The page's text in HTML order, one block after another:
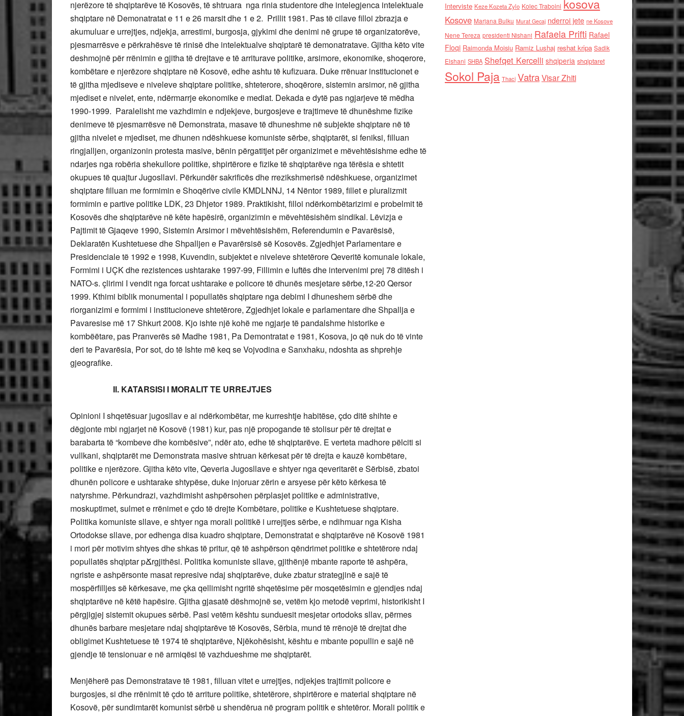
njerëzore të shqiptarëve të Kosovës, të shtruara nga rinia studentore dhe intelegjenca intelektuale
shqiptare në Demonatratat e 11 e 26 marsit dhe 1 e 2. Prillit 1981. Pas të cilave filloi zbrazja e
akumuluar e urrejtjes, ndjekja, arrestimi, burgosja, gjykimi dhe denimi në grupe të organizatorëve,
pjesmarrësve e përkrahësve të rinisë dhe intelektualve shqiptarë të demonatratave. Gjitha këto vite
deshmojnë për rrënimin e gjitha të drejtave e të arriturave politike, arsimore, ekonomike, shoqerore,
kombëtare e njerëzore shqiptare në Kosovë, edhe ashtu të kufizuara. Duke rrënuar institucionet e
të gjitha mjediseve e niveleve shqiptare politike, shteterore, shoqërore, sistemin arsimor, në gjitha
mjediset e nivelet, ente, ndërmarrje ekonomike e mediat. Dekada e dytë pas ngjarjeve të mëdha
1990-1999. Paralelisht me vazhdimin e ndjekjeve, burgosjeve e trajtimeve të dhunëshme fizike
denimeve të pjesmarrësve në Demonstrata, masave të dhuneshme në subjekte shqiptare në të
gjitha nivelet e mjediset, me dhunen ndëshkuese komuniste sërbe, shqiptarët, si feniksi, filluan
ringjalljen, organizonin protesta masive, bënin përgatitjet për organizimet e mëvehtësishme edhe të
ndarjes nga robëria shekullore politike, shpirtërore e fizike të shqiptarëve nga tërësia e shtetit
okupues të quajtur Jugosllavi. Përkundër sakrificës dhe rrezikshmerisë ndëshkuese, organizimet
shqiptare filluan me formimin e Shoqërive civile KMDLNNJ, 14 Nëntor 1989, fillet e pluralizmit
formimin e partive politike LDK, 23 Dhjetor 1989. Praktikisht, filloi ndërkombëtarizimi e probelmit të
Kosovës dhe shqiptarëve në këte hapësirë, organizimin e mëvehtësishëm sindikal. Lëvizja e
Pajtimit të Gjaqeve 1990, Sistemin Arsimor i mëvehtësishëm, Referendumin e Pavarësisë,
Deklaratën Kushtetuese dhe Shpalljen e Pavarërsisë së Kosovës. Zgjedhjet Parlamentare e
Presidenciale të 1992 e 1998, Kuvendin, subjektet e niveleve shtetërore Qeveritë komunale lokale,
Formimi i UÇK dhe rezistences ushtarake 1997-99, Fillimin e luftës dhe intervenimi prej 78 ditësh i
NATO-s. çlirimi I vendit nga forcat ushtarake e policore të dhunës mesjetare sërbe,12-20 Qersor
1999. Kthimi biblik monumental i popullatës shqiptare nga debimi I dhuneshem sërbë dhe
riorganizimi e formimi i institucioneve shtetërore, Zgjedhjet lokale e parlamentare dhe Shpallja e
Pavaresise më 17 Shkurt 2008. Kjo ishte një kohë me ngjarje të pandalshme historike e
kombëëtare, pas Pranverës së Madhe 1981, Pa Demontratat e 1981, Kosova, jo që nuk do të vinte
deri te Pavarësia, Por sot, do të Ishte më keq se Vojvodina e Sanxhaku, ndoshta as shprehje
gjeografike.
Il. KATARSISI I MORALIT TE URREJTJES
Opinioni I shqetësuar jugosllav e ai ndërkombëtar, me kurreshtje habitëse, çdo ditë shihte e
dëgjonte mbi ngjarjet në Kosovë (1981) kur, pas një propogande të stolisur për të drejtat e
barabarta të “kombeve dhe kombësive”, ndër ato, edhe të shqiptarëve. E verteta madhore pëlciti si
vullkani, shqiptarët me Demonstrata masive shtruan kërkesat për të drejta e kauzë kombëtare,
politike e njerëzore. Gjitha këto vite, Qeveria Jugosllave e shtyer nga qeveritarët e Sërbisë, zbatoi
dhunën policore e ushtarake shtypëse, duke injoruar zërin e arsyese për këto kërkesa të
natyrshme. Përkundrazi, vazhdimisht ashpërsohen përplasjet politike e administrative,
moskuptimet, sulmet e rrënimet e çdo të drejte Kombëtare, politike e Kushtetuese shqiptare.
Politika komuniste sllave, e shtyer nga morali politikë i urrejtjes sërbe, e ndihmuar nga Kisha
Ortodokse sllave, por edhenga disa kuadro shqiptare, Demonstratat e shqiptarëve në Kosovë 1981
i mori për motivim shtyes dhe shkas të pritur, që të ashpërson qëndrimet politike e shtetërore ndaj
popullatës shqiptar pՃrgjithësi. Politika komuniste sllave, gjithënjë mbante raporte të ashpëra,
ngriste e ashpërsonte masat represive ndaj shqiptarëve, duke zbatur strategjinë e sajë të
mospërfilljes së kërkesave, me çka qellimisht ngritë shqetësime për mosqetësimin e gjendjes ndaj
shqiptarëve në këtë hapësire. Gjitha gjasatë dëshmojnë se, vetëm kjo metodë veprimi, historikisht I
përgjigjej sistemit okupues sërbë. Pasi vetëm kështu sunduesit mesjetar ortodoks sllav, përmes
dhunës barbare mesjetare ndaj shqiptarëve të Kosovës, Sërbia, mund të rrënojë të drejtat dhe
obligimet Kushtetuese të 1974 të shqiptarëve, Njëkohësisht, kështu e mbante popullin e sajë në
gjendje të tensionuar e në armiqësi të vazhdueshme me shqiptarët.
Menjëherë pas Demonstratave të 1981, filluan vitet e urrejtjes, ndjekjes trajtimit policore e
burgosjes, si dhe rrënimit të çdo të arriture politike, shtetërore, shpirtërore e material shqiptare në
Kosovë, për sundimtarët komunist sërbë u shendërua në program politik e shtetëror. Morali politik e
Interviste Keze Kozeta Zylo Kolec Traboini kosova
Kosove Marjana Bulku Murat Gecaj nderroi jete ne Kosove
Nene Tereza presidenti Nishani Rafaela Prifti Rafael
Floqi Raimonda Moisiu Ramiz Lushaj reshat kripa Sadik
Elshani SHBA Shefqet Kercelli shqiperia shqiptaret
Sokol Paja Thaci VatraVisar Zhiti